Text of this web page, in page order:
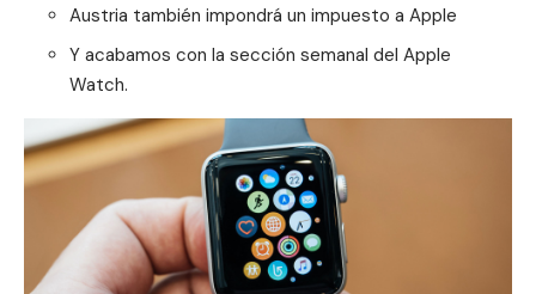
Austria también impondrá un impuesto a Apple
Y acabamos con la sección semanal del Apple
Watch.